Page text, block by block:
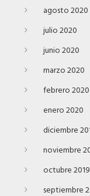
agosto 2020
julio 2020
junio 2020
marzo 2020
febrero 2020
enero 2020
diciembre
noviembre
octubre 2019
septiembre